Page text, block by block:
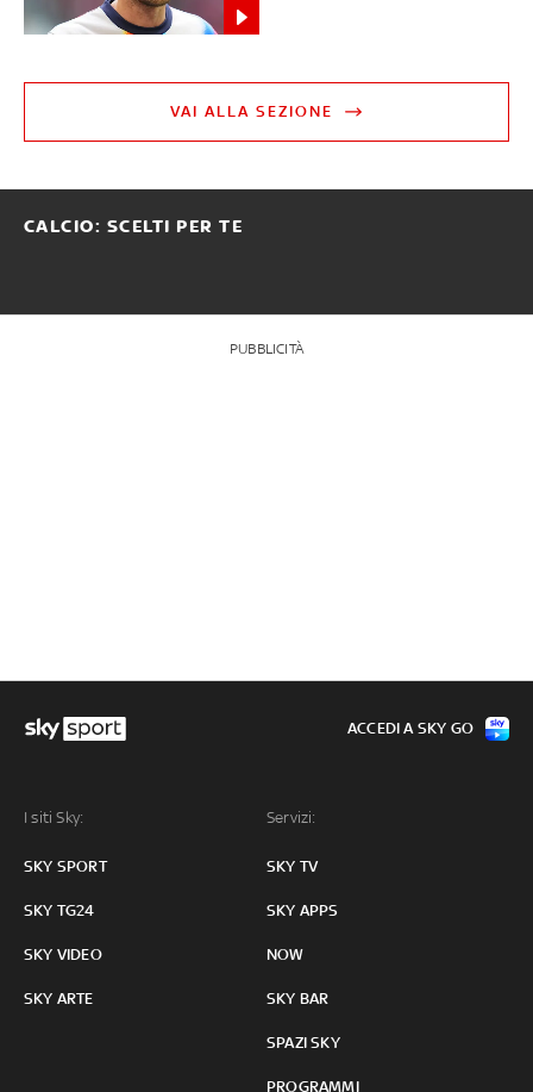
VAI ALLA SEZIONE
CALCIO: SCELTI PER TE
PUBBLICITÀ
I siti Sky:
SKY SPORT
SKY TG24
SKY VIDEO
SKY ARTE
Servizi:
SKY TV
SKY APPS
NOW
SKY BAR
SPAZI SKY
PROGRAMMI
ACCEDI A SKY GO